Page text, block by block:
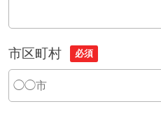
市区町村 必須